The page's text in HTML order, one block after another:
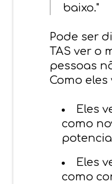
baixo."
Pode ser
TAS ver o
pessoas
Como eles
Eles
como
Eles
como